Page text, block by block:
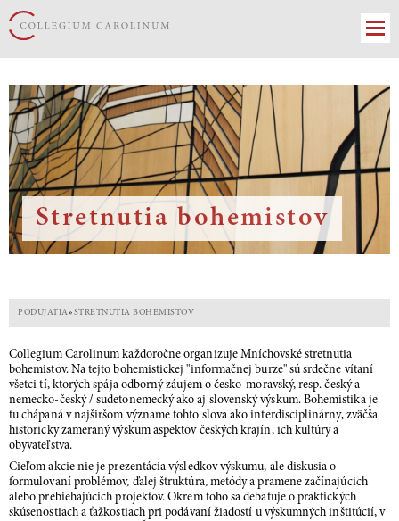
Stretnutia bohemistov
PODUJATIA» STRETNUTIA BOHEMISTOV
Collegium Carolinum každoročne organizuje Mníchovské stretnutia
bohemistov. Na tejto bohemistickej "informačnej burze" sú srdečne vítaní
všetci tí, ktorých spája odborný záujem o česko-moravský, resp. český a
nemecko-český / sudetonemecký ako aj slovenský výskum. Bohemistika je
tu chápaná v najširšom význame tohto slova ako interdisciplinárny, zväčša
historicky zameraný výskum aspektov českých krajín, ich kultúry a
obyvateľstva.
Cieľom akcie nie je prezentácia výsledkov výskumu, ale diskusia o
formulovaní problémov, ďalej štruktúra, metódy a pramene začínajúcich
alebo prebiehajúcich projektov. Okrem toho sa debatuje o praktických
skúsenostiach a ťažkostiach pri podávaní žiadostí u výskumných inštitúcií, v